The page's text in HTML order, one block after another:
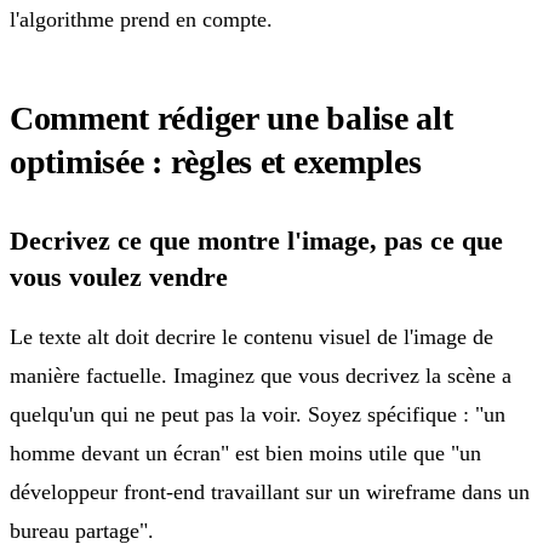
l'algorithme prend en compte.
Comment rédiger une balise alt
optimisée : règles et exemples
Decrivez ce que montre l'image, pas ce que
vous voulez vendre
Le texte alt doit decrire le contenu visuel de l'image de
manière factuelle. Imaginez que vous decrivez la scène a
quelqu'un qui ne peut pas la voir. Soyez spécifique : "un
homme devant un écran" est bien moins utile que "un
développeur front-end travaillant sur un wireframe dans un
bureau partage".